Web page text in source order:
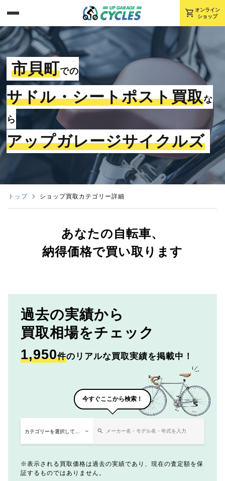
shopping_cart オンライン
ショップ
市貝町での
サドル・シートポスト買取な
ら
アップガレージサイクルズ
トップ ショップ買取カテゴリー詳細
あなたの自転車、
納得価格で買い取ります
過去の実績から
買取相場をチェック
1,950件のリアルな買取実績を掲載中！
今すぐここから検索！
表示される買取価格は過去の実績であり、現在の査定額を保
証するものではありません。